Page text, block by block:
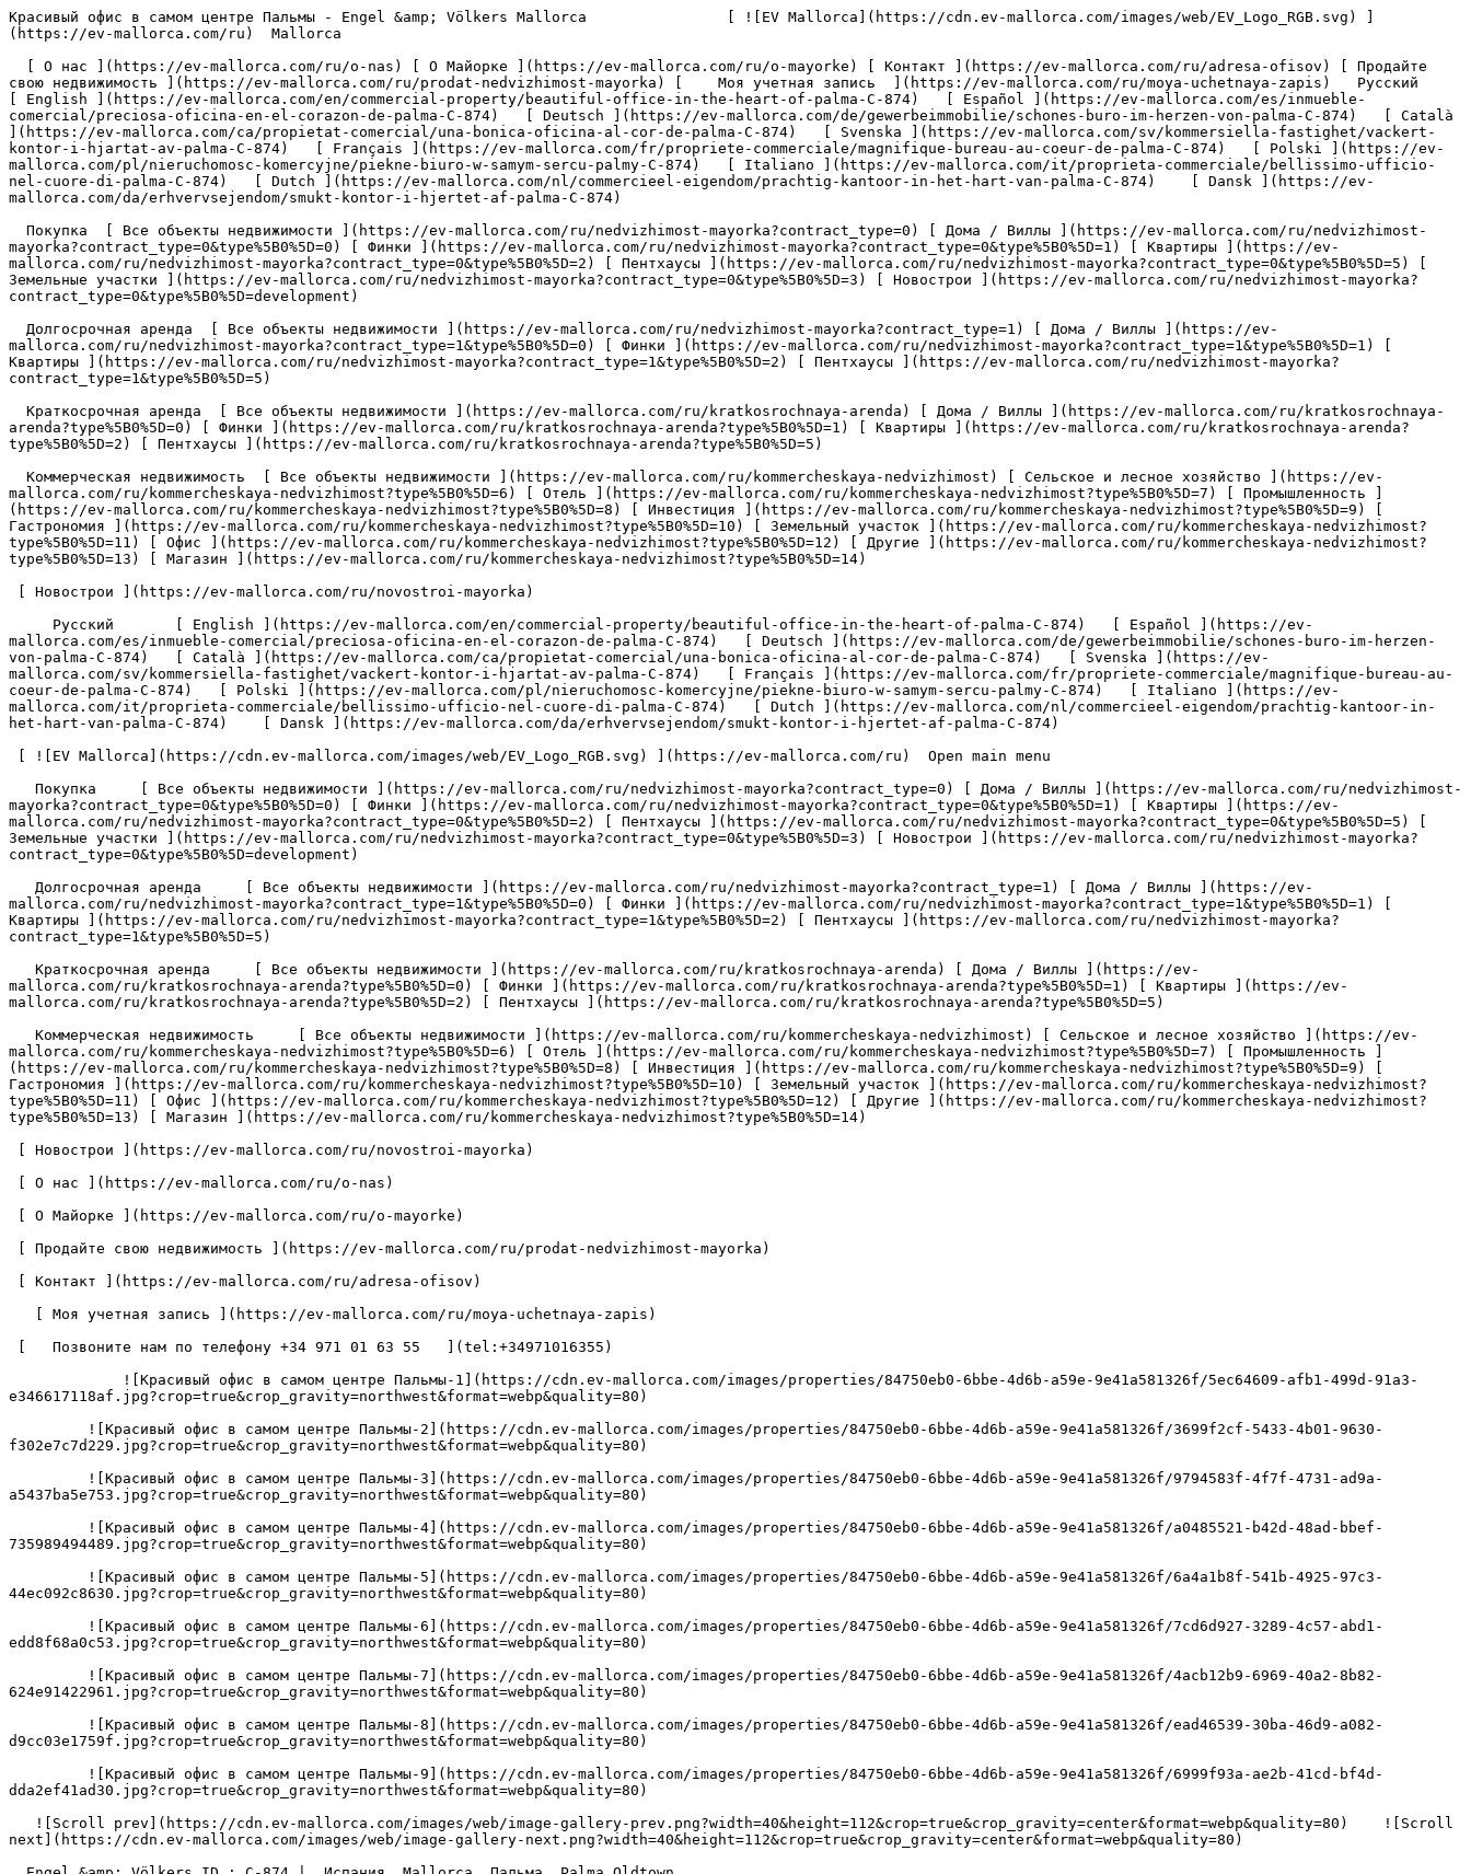
Красивый офис в самом центре Пальмы - Engel &amp; Völkers Mallorca                [ ![EV Mallorca](https://cdn.ev-mallorca.com/images/web/EV_Logo_RGB.svg) ](https://ev-mallorca.com/ru)  Mallorca  

  [ О нас ](https://ev-mallorca.com/ru/o-nas) [ О Майорке ](https://ev-mallorca.com/ru/o-mayorke) [ Контакт ](https://ev-mallorca.com/ru/adresa-ofisov) [ Продайте свою недвижимость ](https://ev-mallorca.com/ru/prodat-nedvizhimost-mayorka) [    Моя учетная запись  ](https://ev-mallorca.com/ru/moya-uchetnaya-zapis)   Русский       [ English ](https://ev-mallorca.com/en/commercial-property/beautiful-office-in-the-heart-of-palma-C-874)   [ Español ](https://ev-mallorca.com/es/inmueble-comercial/preciosa-oficina-en-el-corazon-de-palma-C-874)   [ Deutsch ](https://ev-mallorca.com/de/gewerbeimmobilie/schones-buro-im-herzen-von-palma-C-874)   [ Català ](https://ev-mallorca.com/ca/propietat-comercial/una-bonica-oficina-al-cor-de-palma-C-874)   [ Svenska ](https://ev-mallorca.com/sv/kommersiella-fastighet/vackert-kontor-i-hjartat-av-palma-C-874)   [ Français ](https://ev-mallorca.com/fr/propriete-commerciale/magnifique-bureau-au-coeur-de-palma-C-874)   [ Polski ](https://ev-mallorca.com/pl/nieruchomosc-komercyjne/piekne-biuro-w-samym-sercu-palmy-C-874)   [ Italiano ](https://ev-mallorca.com/it/proprieta-commerciale/bellissimo-ufficio-nel-cuore-di-palma-C-874)   [ Dutch ](https://ev-mallorca.com/nl/commercieel-eigendom/prachtig-kantoor-in-het-hart-van-palma-C-874)    [ Dansk ](https://ev-mallorca.com/da/erhvervsejendom/smukt-kontor-i-hjertet-af-palma-C-874)   

  Покупка  [ Все объекты недвижимости ](https://ev-mallorca.com/ru/nedvizhimost-mayorka?contract_type=0) [ Дома / Виллы ](https://ev-mallorca.com/ru/nedvizhimost-mayorka?contract_type=0&type%5B0%5D=0) [ Финки ](https://ev-mallorca.com/ru/nedvizhimost-mayorka?contract_type=0&type%5B0%5D=1) [ Квартиры ](https://ev-mallorca.com/ru/nedvizhimost-mayorka?contract_type=0&type%5B0%5D=2) [ Пентхаусы ](https://ev-mallorca.com/ru/nedvizhimost-mayorka?contract_type=0&type%5B0%5D=5) [ Земельные участки ](https://ev-mallorca.com/ru/nedvizhimost-mayorka?contract_type=0&type%5B0%5D=3) [ Новострои ](https://ev-mallorca.com/ru/nedvizhimost-mayorka?contract_type=0&type%5B0%5D=development) 

  Долгосрочная аренда  [ Все объекты недвижимости ](https://ev-mallorca.com/ru/nedvizhimost-mayorka?contract_type=1) [ Дома / Виллы ](https://ev-mallorca.com/ru/nedvizhimost-mayorka?contract_type=1&type%5B0%5D=0) [ Финки ](https://ev-mallorca.com/ru/nedvizhimost-mayorka?contract_type=1&type%5B0%5D=1) [ Квартиры ](https://ev-mallorca.com/ru/nedvizhimost-mayorka?contract_type=1&type%5B0%5D=2) [ Пентхаусы ](https://ev-mallorca.com/ru/nedvizhimost-mayorka?contract_type=1&type%5B0%5D=5) 

  Краткосрочная аренда  [ Все объекты недвижимости ](https://ev-mallorca.com/ru/kratkosrochnaya-arenda) [ Дома / Виллы ](https://ev-mallorca.com/ru/kratkosrochnaya-arenda?type%5B0%5D=0) [ Финки ](https://ev-mallorca.com/ru/kratkosrochnaya-arenda?type%5B0%5D=1) [ Квартиры ](https://ev-mallorca.com/ru/kratkosrochnaya-arenda?type%5B0%5D=2) [ Пентхаусы ](https://ev-mallorca.com/ru/kratkosrochnaya-arenda?type%5B0%5D=5) 

  Коммерческая недвижимость  [ Все объекты недвижимости ](https://ev-mallorca.com/ru/kommercheskaya-nedvizhimost) [ Сельское и лесное хозяйство ](https://ev-mallorca.com/ru/kommercheskaya-nedvizhimost?type%5B0%5D=6) [ Отель ](https://ev-mallorca.com/ru/kommercheskaya-nedvizhimost?type%5B0%5D=7) [ Промышленность ](https://ev-mallorca.com/ru/kommercheskaya-nedvizhimost?type%5B0%5D=8) [ Инвестиция ](https://ev-mallorca.com/ru/kommercheskaya-nedvizhimost?type%5B0%5D=9) [ Гастрономия ](https://ev-mallorca.com/ru/kommercheskaya-nedvizhimost?type%5B0%5D=10) [ Земельный участок ](https://ev-mallorca.com/ru/kommercheskaya-nedvizhimost?type%5B0%5D=11) [ Офис ](https://ev-mallorca.com/ru/kommercheskaya-nedvizhimost?type%5B0%5D=12) [ Другие ](https://ev-mallorca.com/ru/kommercheskaya-nedvizhimost?type%5B0%5D=13) [ Магазин ](https://ev-mallorca.com/ru/kommercheskaya-nedvizhimost?type%5B0%5D=14) 

 [ Новострои ](https://ev-mallorca.com/ru/novostroi-mayorka) 

     Русский       [ English ](https://ev-mallorca.com/en/commercial-property/beautiful-office-in-the-heart-of-palma-C-874)   [ Español ](https://ev-mallorca.com/es/inmueble-comercial/preciosa-oficina-en-el-corazon-de-palma-C-874)   [ Deutsch ](https://ev-mallorca.com/de/gewerbeimmobilie/schones-buro-im-herzen-von-palma-C-874)   [ Català ](https://ev-mallorca.com/ca/propietat-comercial/una-bonica-oficina-al-cor-de-palma-C-874)   [ Svenska ](https://ev-mallorca.com/sv/kommersiella-fastighet/vackert-kontor-i-hjartat-av-palma-C-874)   [ Français ](https://ev-mallorca.com/fr/propriete-commerciale/magnifique-bureau-au-coeur-de-palma-C-874)   [ Polski ](https://ev-mallorca.com/pl/nieruchomosc-komercyjne/piekne-biuro-w-samym-sercu-palmy-C-874)   [ Italiano ](https://ev-mallorca.com/it/proprieta-commerciale/bellissimo-ufficio-nel-cuore-di-palma-C-874)   [ Dutch ](https://ev-mallorca.com/nl/commercieel-eigendom/prachtig-kantoor-in-het-hart-van-palma-C-874)    [ Dansk ](https://ev-mallorca.com/da/erhvervsejendom/smukt-kontor-i-hjertet-af-palma-C-874)   

 [ ![EV Mallorca](https://cdn.ev-mallorca.com/images/web/EV_Logo_RGB.svg) ](https://ev-mallorca.com/ru)  Open main menu    

   Покупка     [ Все объекты недвижимости ](https://ev-mallorca.com/ru/nedvizhimost-mayorka?contract_type=0) [ Дома / Виллы ](https://ev-mallorca.com/ru/nedvizhimost-mayorka?contract_type=0&type%5B0%5D=0) [ Финки ](https://ev-mallorca.com/ru/nedvizhimost-mayorka?contract_type=0&type%5B0%5D=1) [ Квартиры ](https://ev-mallorca.com/ru/nedvizhimost-mayorka?contract_type=0&type%5B0%5D=2) [ Пентхаусы ](https://ev-mallorca.com/ru/nedvizhimost-mayorka?contract_type=0&type%5B0%5D=5) [ Земельные участки ](https://ev-mallorca.com/ru/nedvizhimost-mayorka?contract_type=0&type%5B0%5D=3) [ Новострои ](https://ev-mallorca.com/ru/nedvizhimost-mayorka?contract_type=0&type%5B0%5D=development) 

   Долгосрочная аренда     [ Все объекты недвижимости ](https://ev-mallorca.com/ru/nedvizhimost-mayorka?contract_type=1) [ Дома / Виллы ](https://ev-mallorca.com/ru/nedvizhimost-mayorka?contract_type=1&type%5B0%5D=0) [ Финки ](https://ev-mallorca.com/ru/nedvizhimost-mayorka?contract_type=1&type%5B0%5D=1) [ Квартиры ](https://ev-mallorca.com/ru/nedvizhimost-mayorka?contract_type=1&type%5B0%5D=2) [ Пентхаусы ](https://ev-mallorca.com/ru/nedvizhimost-mayorka?contract_type=1&type%5B0%5D=5) 

   Краткосрочная аренда     [ Все объекты недвижимости ](https://ev-mallorca.com/ru/kratkosrochnaya-arenda) [ Дома / Виллы ](https://ev-mallorca.com/ru/kratkosrochnaya-arenda?type%5B0%5D=0) [ Финки ](https://ev-mallorca.com/ru/kratkosrochnaya-arenda?type%5B0%5D=1) [ Квартиры ](https://ev-mallorca.com/ru/kratkosrochnaya-arenda?type%5B0%5D=2) [ Пентхаусы ](https://ev-mallorca.com/ru/kratkosrochnaya-arenda?type%5B0%5D=5) 

   Коммерческая недвижимость     [ Все объекты недвижимости ](https://ev-mallorca.com/ru/kommercheskaya-nedvizhimost) [ Сельское и лесное хозяйство ](https://ev-mallorca.com/ru/kommercheskaya-nedvizhimost?type%5B0%5D=6) [ Отель ](https://ev-mallorca.com/ru/kommercheskaya-nedvizhimost?type%5B0%5D=7) [ Промышленность ](https://ev-mallorca.com/ru/kommercheskaya-nedvizhimost?type%5B0%5D=8) [ Инвестиция ](https://ev-mallorca.com/ru/kommercheskaya-nedvizhimost?type%5B0%5D=9) [ Гастрономия ](https://ev-mallorca.com/ru/kommercheskaya-nedvizhimost?type%5B0%5D=10) [ Земельный участок ](https://ev-mallorca.com/ru/kommercheskaya-nedvizhimost?type%5B0%5D=11) [ Офис ](https://ev-mallorca.com/ru/kommercheskaya-nedvizhimost?type%5B0%5D=12) [ Другие ](https://ev-mallorca.com/ru/kommercheskaya-nedvizhimost?type%5B0%5D=13) [ Магазин ](https://ev-mallorca.com/ru/kommercheskaya-nedvizhimost?type%5B0%5D=14) 

 [ Новострои ](https://ev-mallorca.com/ru/novostroi-mayorka) 

 [ О нас ](https://ev-mallorca.com/ru/o-nas) 

 [ О Майорке ](https://ev-mallorca.com/ru/o-mayorke) 

 [ Продайте свою недвижимость ](https://ev-mallorca.com/ru/prodat-nedvizhimost-mayorka) 

 [ Контакт ](https://ev-mallorca.com/ru/adresa-ofisov) 

   [ Моя учетная запись ](https://ev-mallorca.com/ru/moya-uchetnaya-zapis) 

 [   Позвоните нам по телефону +34 971 01 63 55   ](tel:+34971016355) 

             ![Красивый офис в самом центре Пальмы-1](https://cdn.ev-mallorca.com/images/properties/84750eb0-6bbe-4d6b-a59e-9e41a581326f/5ec64609-afb1-499d-91a3-e346617118af.jpg?crop=true&crop_gravity=northwest&format=webp&quality=80)  

         ![Красивый офис в самом центре Пальмы-2](https://cdn.ev-mallorca.com/images/properties/84750eb0-6bbe-4d6b-a59e-9e41a581326f/3699f2cf-5433-4b01-9630-f302e7c7d229.jpg?crop=true&crop_gravity=northwest&format=webp&quality=80)  

         ![Красивый офис в самом центре Пальмы-3](https://cdn.ev-mallorca.com/images/properties/84750eb0-6bbe-4d6b-a59e-9e41a581326f/9794583f-4f7f-4731-ad9a-a5437ba5e753.jpg?crop=true&crop_gravity=northwest&format=webp&quality=80)  

         ![Красивый офис в самом центре Пальмы-4](https://cdn.ev-mallorca.com/images/properties/84750eb0-6bbe-4d6b-a59e-9e41a581326f/a0485521-b42d-48ad-bbef-735989494489.jpg?crop=true&crop_gravity=northwest&format=webp&quality=80)  

         ![Красивый офис в самом центре Пальмы-5](https://cdn.ev-mallorca.com/images/properties/84750eb0-6bbe-4d6b-a59e-9e41a581326f/6a4a1b8f-541b-4925-97c3-44ec092c8630.jpg?crop=true&crop_gravity=northwest&format=webp&quality=80)  

         ![Красивый офис в самом центре Пальмы-6](https://cdn.ev-mallorca.com/images/properties/84750eb0-6bbe-4d6b-a59e-9e41a581326f/7cd6d927-3289-4c57-abd1-edd8f68a0c53.jpg?crop=true&crop_gravity=northwest&format=webp&quality=80)  

         ![Красивый офис в самом центре Пальмы-7](https://cdn.ev-mallorca.com/images/properties/84750eb0-6bbe-4d6b-a59e-9e41a581326f/4acb12b9-6969-40a2-8b82-624e91422961.jpg?crop=true&crop_gravity=northwest&format=webp&quality=80)  

         ![Красивый офис в самом центре Пальмы-8](https://cdn.ev-mallorca.com/images/pr